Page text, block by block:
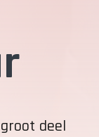
deel